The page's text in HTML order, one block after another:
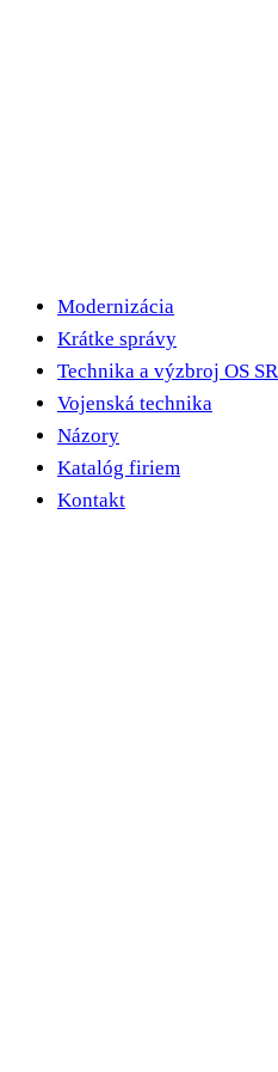
Modernizácia
Krátke správy
Technika a výzbroj OS SR
Vojenská technika
Názory
Katalóg firiem
Kontakt